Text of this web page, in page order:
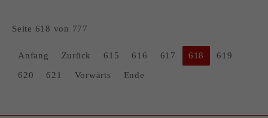
Seite 618 von 777
Anfang Zurück 615 616 617 618 619
620 621 Vorwärts Ende